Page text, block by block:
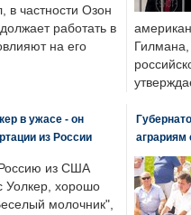
в частности Озон
работать в
на его
Гилмана,
в ужасе - он
из России
из США
Уолкер, хорошо
молочник",
аграриям